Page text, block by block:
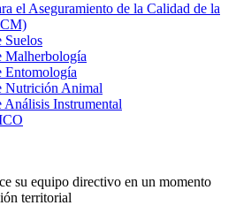
el Aseguramiento de la Calidad de la
Suelos
Malherbología
Entomología
Nutrición Animal
Análisis Instrumental
su equipo directivo en un momento
territorial